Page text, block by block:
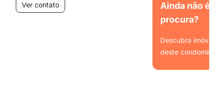
Ver contato
Ainda não é
procura?
Descubra imóveis
deste condomínio.